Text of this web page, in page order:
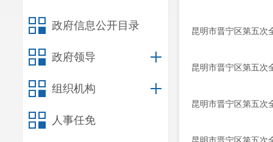
政府信息公开目录
政府领导
组织机构
人事任免
昆明市晋宁区第五次
昆明市晋宁区第五次
昆明市晋宁区第五次